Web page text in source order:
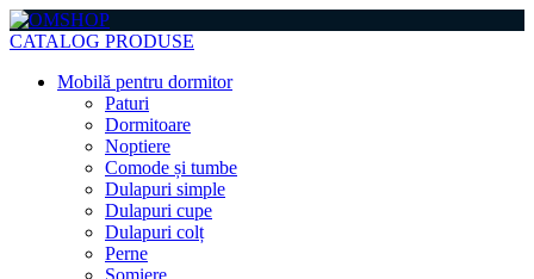
CATALOG PRODUSE
Mobilă pentru dormitor
Paturi
Dormitoare
Noptiere
Comode și tumbe
Dulapuri simple
Dulapuri cupe
Dulapuri colț
Perne
Somiere